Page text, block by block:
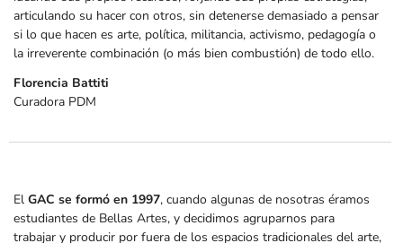
articulando su hacer con otros, sin detenerse demasiado a pensar
si lo que hacen es arte, política, militancia, activismo, pedagogía o
la irreverente combinación (o más bien combustión) de todo ello.
Florencia Battiti
Curadora PDM
El GAC se formó en 1997, cuando algunas de nosotras éramos
estudiantes de Bellas Artes, y decidimos agruparnos para
trabajar y producir por fuera de los espacios tradicionales del arte,